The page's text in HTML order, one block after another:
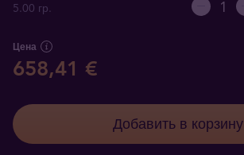
5.00 гр.
Цена
658,41 €
Добавить в корзину